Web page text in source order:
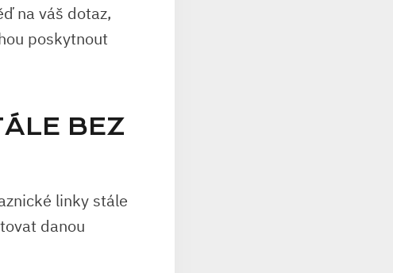
na váš dotaz,
poskytnout
BEZ
linky stále
danou